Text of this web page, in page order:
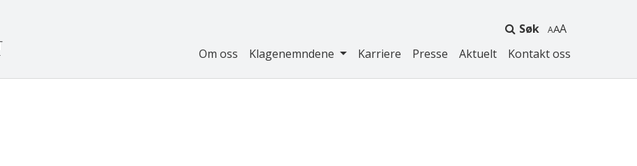
Søk A
Om oss Klagenemndene Karriere Presse Aktuelt Kontakt oss